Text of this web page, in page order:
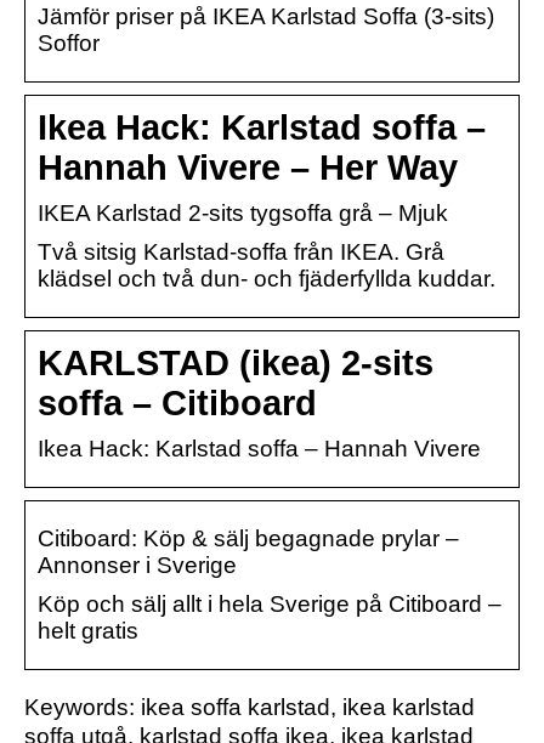
Jämför priser på IKEA Karlstad Soffa (3-sits)
Soffor
Ikea Hack: Karlstad soffa –
Hannah Vivere – Her Way
IKEA Karlstad 2-sits tygsoffa grå – Mjuk
Två sitsig Karlstad-soffa från IKEA. Grå
klädsel och två dun- och fjäderfyllda kuddar.
KARLSTAD (ikea) 2-sits
soffa – Citiboard
Ikea Hack: Karlstad soffa – Hannah Vivere
Citiboard: Köp & sälj begagnade prylar –
Annonser i Sverige
Köp och sälj allt i hela Sverige på Citiboard –
helt gratis
Keywords: ikea soffa karlstad, ikea karlstad
soffa utgå, karlstad soffa ikea, ikea karlstad